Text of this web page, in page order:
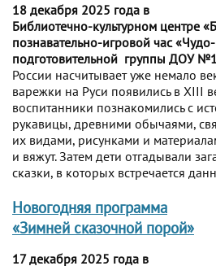
18 декабря 2025 года в
Библиотечно-культурном центре
познавательно-игровой час
подготовительной группы ДОУ
России насчитывает уже немало
варежки на Руси появились в XIII
воспитанники познакомились с
рукавицы, древними обычаями,
их видами, рисунками и
и вяжут. Затем дети отгадывали
сказки, в которых встречается
Новогодняя программа
«Зимней сказочной порой»
17 декабря 2025 года в